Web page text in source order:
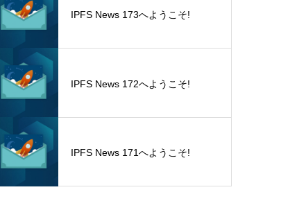
IPFS News 173へようこそ!
IPFS News 172へようこそ!
IPFS News 171へようこそ!